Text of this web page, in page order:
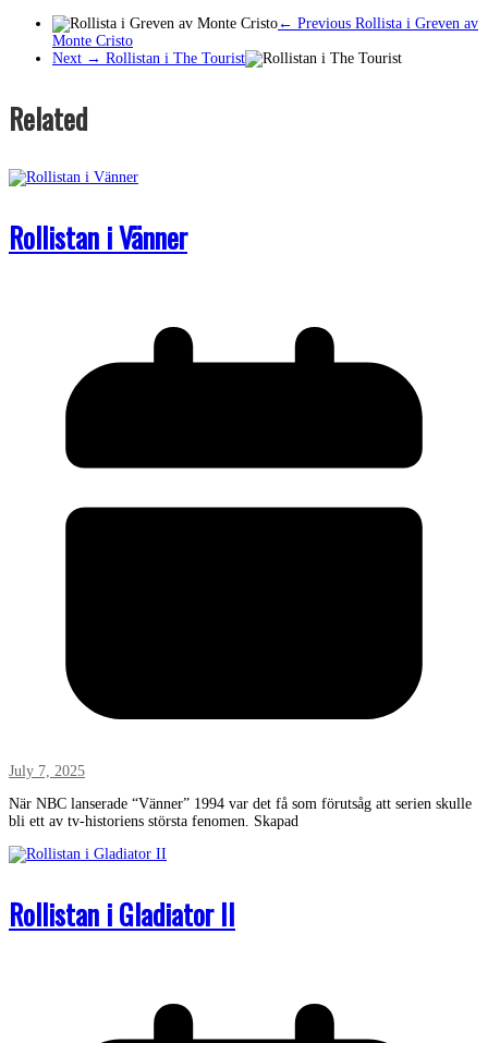
← Previous Rollista i Greven av
Monte Cristo
Next → Rollistan i The Tourist
Related
Rollistan i Vänner
July 7, 2025
När NBC lanserade “Vänner” 1994 var det få som förutsåg att serien skulle
bli ett av tv-historiens största fenomen. Skapad
Rollistan i Gladiator II